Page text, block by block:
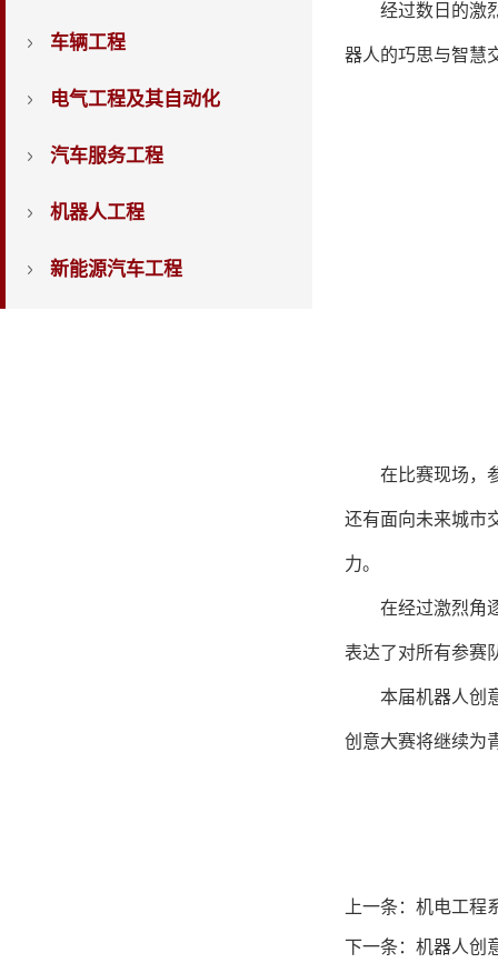
车辆工程
电气工程及其自动化
汽车服务工程
机器人工程
新能源汽车工程
经过数 日 的激
器人的巧思与智慧
在比赛现场，
还有面向未来城市
力。
在经过激烈角
表达了对所有参赛
本届机器人创
创意大赛将继续为
上一条： 机电工程
下一条： 机器人创